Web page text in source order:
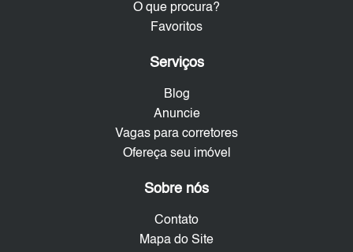
O que procura?
Favoritos
Serviços
Blog
Anuncie
Vagas para corretores
Ofereça seu imóvel
Sobre nós
Contato
Mapa do Site